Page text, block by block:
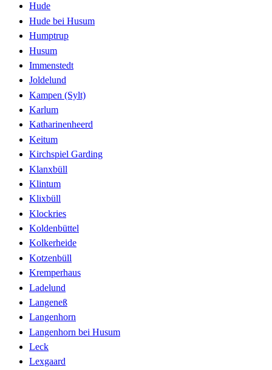
Hude
Hude bei Husum
Humptrup
Husum
Immenstedt
Joldelund
Kampen (Sylt)
Karlum
Katharinenheerd
Keitum
Kirchspiel Garding
Klanxbüll
Klintum
Klixbüll
Klockries
Koldenbüttel
Kolkerheide
Kotzenbüll
Kremperhaus
Ladelund
Langeneß
Langenhorn
Langenhorn bei Husum
Leck
Lexgaard